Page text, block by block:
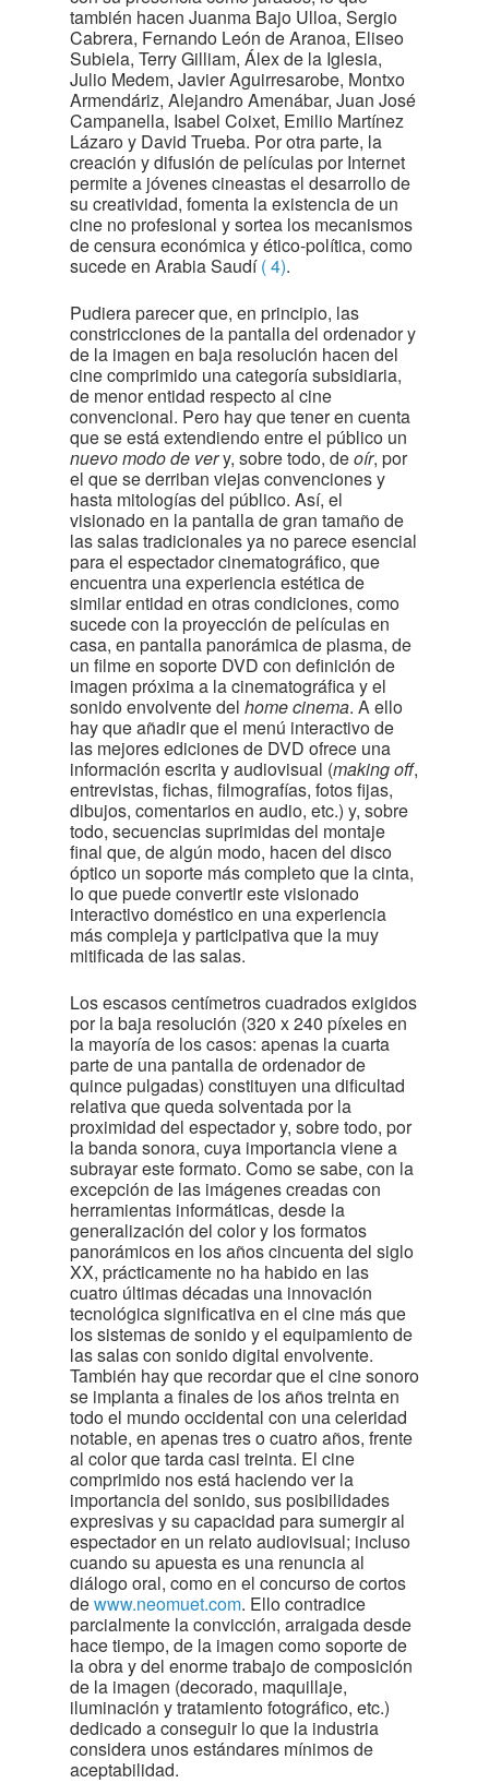
también hacen Juanma Bajo Ulloa, Sergio
Cabrera, Fernando León de Aranoa, Eliseo
Subiela, Terry Gilliam, Álex de la Iglesia,
Julio Medem, Javier Aguirresarobe, Montxo
Armendáriz, Alejandro Amenábar, Juan José
Campanella, Isabel Coixet, Emilio Martínez
Lázaro y David Trueba. Por otra parte, la
creación y difusión de películas por Internet
permite a jóvenes cineastas el desarrollo de
su creatividad, fomenta la existencia de un
cine no profesional y sortea los mecanismos
de censura económica y ético-política, como
sucede en Arabia Saudí( 4).
Pudiera parecer que, en principio, las
constricciones de la pantalla del ordenador y
de la imagen en baja resolución hacen del
cine comprimido una categoría subsidiaria,
de menor entidad respecto al cine
convencional. Pero hay que tener en cuenta
que se está extendiendo entre el público un
nuevo modo de very, sobre todo, deoír, por
el que se derriban viejas convenciones y
hasta mitologías del público. Así, el
visionado en la pantalla de gran tamaño de
las salas tradicionales ya no parece esencial
para el espectador cinematográfico, que
encuentra una experiencia estética de
similar entidad en otras condiciones, como
sucede con la proyección de películas en
casa, en pantalla panorámica de plasma, de
un filme en soporte DVD con definición de
imagen próxima a la cinematográfica y el
sonido envolvente del home cinema. A ello
hay que añadir que el menú interactivo de
las mejores ediciones de DVD ofrece una
información escrita y audiovisual (making off,
entrevistas, fichas, filmografías, fotos fijas,
dibujos, comentarios en audio, etc.) y, sobre
todo, secuencias suprimidas del montaje
final que, de algún modo, hacen del disco
óptico un soporte más completo que la cinta,
lo que puede convertir este visionado
interactivo doméstico en una experiencia
más compleja y participativa que la muy
mitificada de las salas.
Los escasos centímetros cuadrados exigidos
por la baja resolución (320 x 240 píxeles en
la mayoría de los casos: apenas la cuarta
parte de una pantalla de ordenador de
quince pulgadas) constituyen una dificultad
relativa que queda solventada por la
proximidad del espectador y, sobre todo, por
la banda sonora, cuya importancia viene a
subrayar este formato. Como se sabe, con la
excepción de las imágenes creadas con
herramientas informáticas, desde la
generalización del color y los formatos
panorámicos en los años cincuenta del siglo
XX, prácticamente no ha habido en las
cuatro últimas décadas una innovación
tecnológica significativa en el cine más que
los sistemas de sonido y el equipamiento de
las salas con sonido digital envolvente.
También hay que recordar que el cine sonoro
se implanta a finales de los años treinta en
todo el mundo occidental con una celeridad
notable, en apenas tres o cuatro años, frente
al color que tarda casi treinta. El cine
comprimido nos está haciendo ver la
importancia del sonido, sus posibilidades
expresivas y su capacidad para sumergir al
espectador en un relato audiovisual; incluso
cuando su apuesta es una renuncia al
diálogo oral, como en el concurso de cortos
dewww.neomuet.com. Ello contradice
parcialmente la convicción, arraigada desde
hace tiempo, de la imagen como soporte de
la obra y del enorme trabajo de composición
de la imagen (decorado, maquillaje,
iluminación y tratamiento fotográfico, etc.)
dedicado a conseguir lo que la industria
considera unos estándares mínimos de
aceptabilidad.